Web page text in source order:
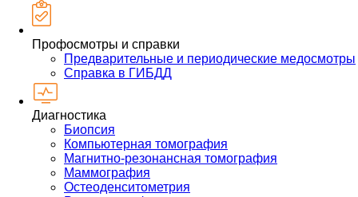
Профосмотры и справки
Предварительные и периодические медосмотры
Справка в ГИБДД
Диагностика
Биопсия
Компьютерная томография
Магнитно-резонансная томография
Маммография
Остеоденситометрия